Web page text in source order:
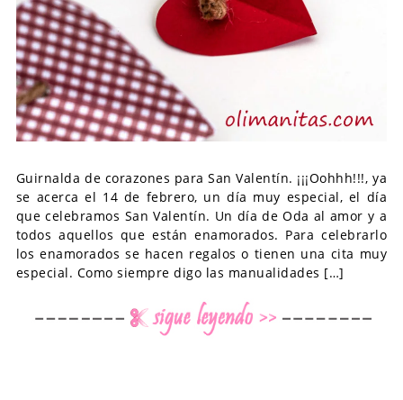
Guirnalda de corazones para San Valentín. ¡¡¡Oohhh!!!, ya
se acerca el 14 de febrero, un día muy especial, el día
que celebramos San Valentín. Un día de Oda al amor y a
todos aquellos que están enamorados. Para celebrarlo
los enamorados se hacen regalos o tienen una cita muy
especial. Como siempre digo las manualidades […]